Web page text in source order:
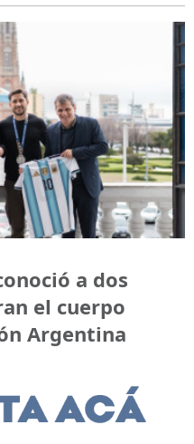
a dos
el cuerpo
Argentina